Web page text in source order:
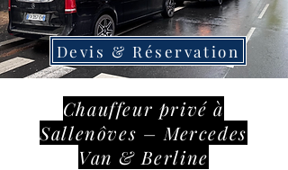
Devis & Réservation
Chauffeur privé à
Sallenôves – Mercedes
Van & Berline